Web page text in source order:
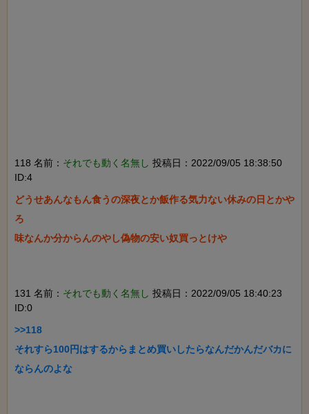
118 名前： それでも動く名無し 投稿日：2022/09/05 18:38:50
ID:4
どうせあんなもん食うの深夜とか飯作る気力ない休みの日とかや
ろ
味なんか分からんのやし偽物の安い奴買っとけや
131 名前： それでも動く名無し 投稿日：2022/09/05 18:40:23
ID:0
>>118
それすら100円はするからまとめ買いしたらなんだかんだバカに
ならんのよな